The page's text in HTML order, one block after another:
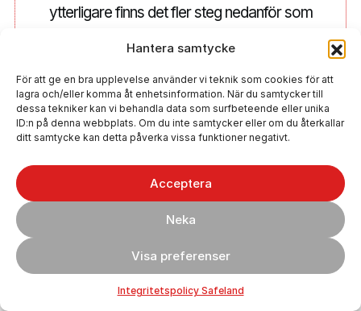
Hantera samtycke
För att ge en bra upplevelse använder vi teknik som cookies för att
lagra och/eller komma åt enhetsinformation. När du samtycker till
dessa tekniker kan vi behandla data som surfbeteende eller unika
ID:n på denna webbplats. Om du inte samtycker eller om du återkallar
ditt samtycke kan detta påverka vissa funktioner negativt.
Acceptera
Neka
Visa preferenser
Integritetspolicy Safeland
ytterligare finns det fler steg nedanför som
Fortsätt handla
Visa kundvagn
Gå till betalning